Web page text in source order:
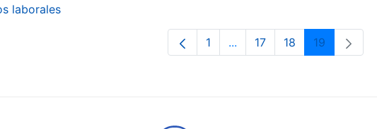
laborales
Page
1 ...Intermediate Pages Use
Page
17 Page
18 Page
19